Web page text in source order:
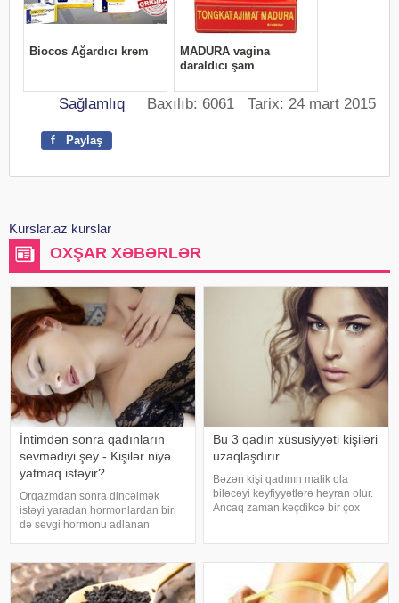
Sağlamlıq Baxılıb: 6061 Tarix: 24 mart 2015
f Paylaş
Kurslar.az kurslar
OXŞAR XƏBƏRLƏR
İntimdən sonra qadınların
sevmədiyi şey - Kişilər niyə
yatmaq istəyir?
Orqazmdan sonra dincəlmək
istəyi yaradan hormonlardan biri
də sevgi hormonu adlanan
tətikləyir. Həm kişilər, həm də
qadınlar tərəfindən ifraz olunan
oksitosi
Bu 3 qadın xüsusiyyəti kişiləri
uzaqlaşdırır
Bəzən kişi qadının malik ola
biləcəyi keyfiyyətlərə heyran olur.
Ancaq zaman keçdikcə bir çox
növ kişilər qadınlardan soyuyur. .